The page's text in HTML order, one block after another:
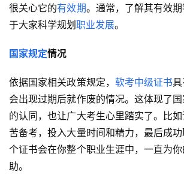
很关心它的有效期。通常，了解其有效
于大家科学规划 职业发展。
国家规定情况
依据国家相关政策规定， 软考中级证书
会出现过期后就作废的情况。这体现了
的认同，也让广大考生心里踏实了。比
苦备考，投入大量时间和精力，最后成
个证书会在你整个职业生涯中，一直为你
助。